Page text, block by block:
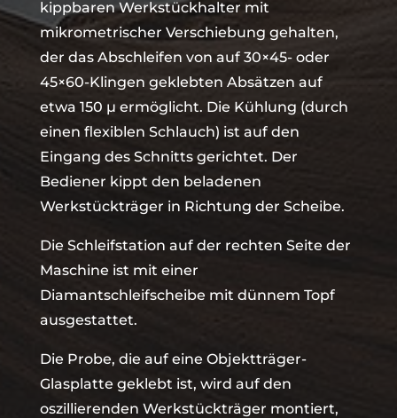
kippbaren Werkstückhalter mit
mikrometrischer Verschiebung gehalten,
der das Abschleifen von auf 30×45- oder
45×60-Klingen geklebten Absätzen auf
etwa 150 µ ermöglicht. Die Kühlung (durch
einen flexiblen Schlauch) ist auf den
Eingang des Schnitts gerichtet. Der
Bediener kippt den beladenen
Werkstückträger in Richtung der Scheibe.
Die Schleifstation auf der rechten Seite der
Maschine ist mit einer
Diamantschleifscheibe mit dünnem Topf
ausgestattet.
Die Probe, die auf eine Objektträger-
Glasplatte geklebt ist, wird auf den
oszillierenden Werkstückträger montiert,